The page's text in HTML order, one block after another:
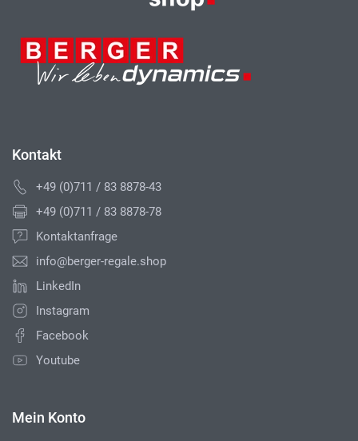
Kontakt
+49 (0)711 / 83 8878-43
+49 (0)711 / 83 8878-78
Kontaktanfrage
info@berger-regale.shop
LinkedIn
Instagram
Facebook
Youtube
Mein Konto